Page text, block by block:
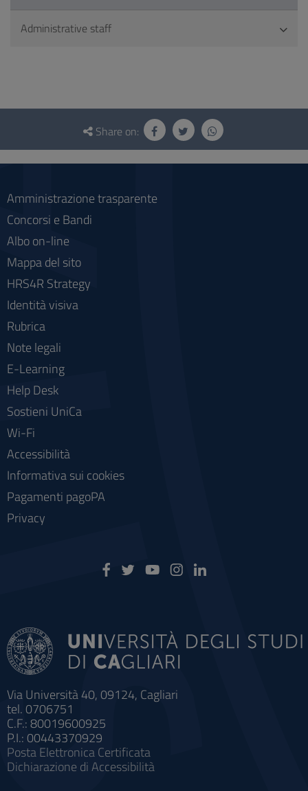
Administrative staff
Questionnaire
social
Share on:
Via Università 40, 09124, Cagliari
tel. 0706751
C.F.: 80019600925
P.I.: 00443370929
Posta Elettronica Certificata
Dichiarazione di Accessibilità
Amministrazione trasparente
Concorsi e Bandi
Albo on-line
Mappa del sito
HRS4R Strategy
Identità visiva
Rubrica
Note legali
E-Learning
Help Desk
Sostieni UniCa
Wi-Fi
Accessibilità
Informativa sui cookies
Pagamenti pagoPA
Privacy